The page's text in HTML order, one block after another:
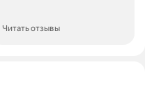
Читать отзывы